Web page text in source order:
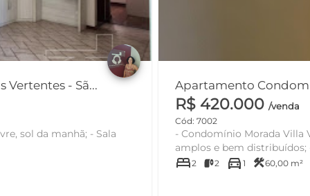
- Sã... Apartamento
R$ 420.000/venda
Cód: 7002
- Condomínio Morada Villa
bed2 2 directions_car 1 construction60,00 m²